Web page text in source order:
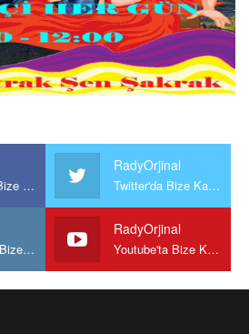
Facebook'ta Bize Katılın
RadyOrjinal
Twitter'da Bize Katılın
Instagram'da Bize katılın
RadyOrjinal
Youtube'ta Bize Katılın